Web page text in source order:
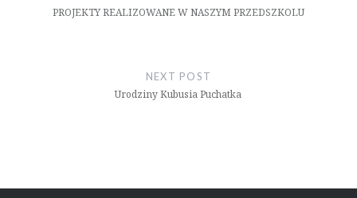
PROJEKTY REALIZOWANE W NASZYM PRZEDSZKOLU
NEXT POST
Urodziny Kubusia Puchatka